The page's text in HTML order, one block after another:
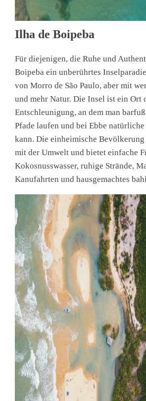
Ilha de Boipeba
Für diejenigen, die Ruhe und
Boipeba ein unberührtes
von Morro de São Paulo, aber mit
und mehr Natur. Die Insel ist ein Ort
Entschleunigung, an dem man
Pfade laufen und bei Ebbe
kann. Die einheimische
mit der Umwelt und bietet einfache
Kokosnusswasser, ruhige Strände,
Kanufahrten und hausgemachtes